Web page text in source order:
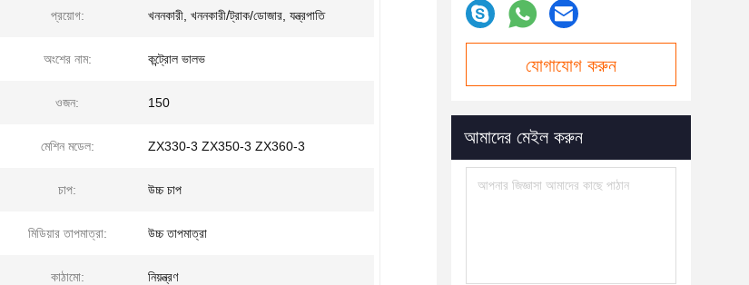
প্রয়োগ: খননকারী, খননকারী/ট্রাক/ডোজার, যন্ত্রপাতি
অংশের নাম: কন্ট্রোল ভালভ
ওজন: 150
মেশিন মডেল: ZX330-3 ZX350-3 ZX360-3
চাপ: উচ্চ চাপ
মিডিয়ার তাপমাত্রা: উচ্চ তাপমাত্রা
কাঠামো: নিয়ন্ত্রণ
যোগাযোগ করুন
আমাদের মেইল ​​করুন